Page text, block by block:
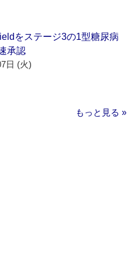
をステージ3の1型糖尿病
承認
日 (火)
もっと見る »